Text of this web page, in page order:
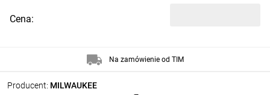
Producent: MILWAUKEE
Cena:
Na zamówienie od TIM